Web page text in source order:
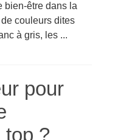
bien-être dans la
couleurs dites
à gris, les ...
pour
top ?